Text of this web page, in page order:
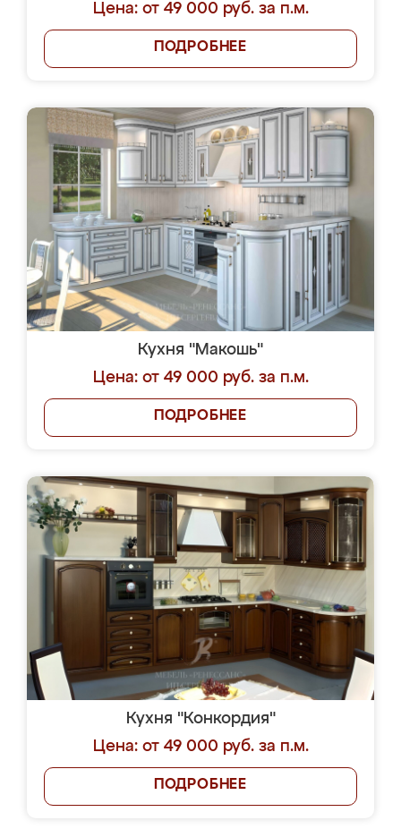
Цена: от 49 000 руб. за п.м.
ПОДРОБНЕЕ
Кухня "Макошь"
Цена: от 49 000 руб. за п.м.
ПОДРОБНЕЕ
Кухня "Конкордия"
Цена: от 49 000 руб. за п.м.
ПОДРОБНЕЕ